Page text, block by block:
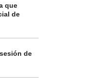
que
de
de